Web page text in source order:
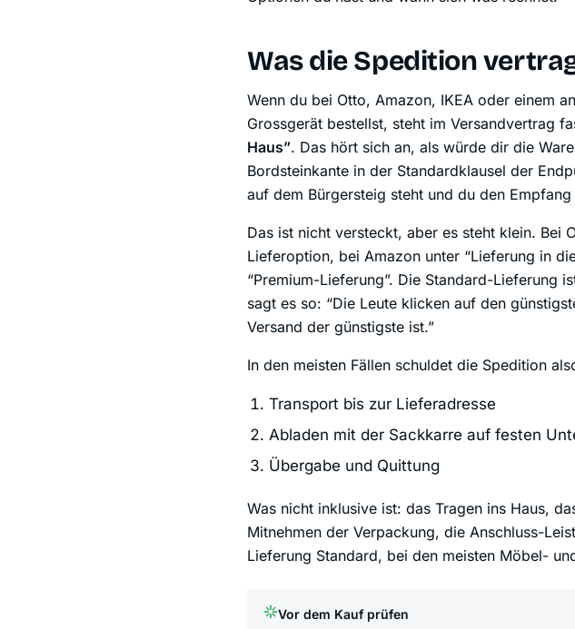
Was die Spedition
Wenn du bei Otto, Amazon, IKEA oder einem
Grossgerät bestellst, steht im Versandvertrag
Haus”. Das hört sich an, als würde dir die
Bordsteinkante in der Standardklausel der
auf dem Bürgersteig steht und du den
Das ist nicht versteckt, aber es steht klein. Bei
Lieferoption, bei Amazon unter “Lieferung in
“Premium-Lieferung”. Die Standard-Lieferung
sagt es so: “Die Leute klicken auf den
Versand der günstigste ist.”
In den meisten Fällen schuldet die Spedition
Transport bis zur Lieferadresse
Abladen mit der Sackkarre auf festen
Übergabe und Quittung
Was nicht inklusive ist: das Tragen ins Haus,
Mitnehmen der Verpackung, die Anschluss-
Lieferung Standard, bei den meisten Möbel-
Vor dem Kauf prüfen